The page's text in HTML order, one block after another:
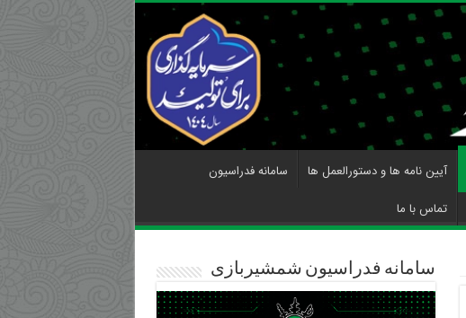
آیین نامه ها و دستورالعمل ها
سامانه فدراسیون
تماس با ما
سامانه فدراسیون شمشیربازی